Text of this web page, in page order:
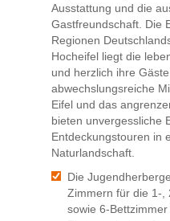
Ausstattung und die
Gastfreundschaft. Die
Regionen
Hocheifel liegt die
und herzlich ihre
abwechslungsreiche
Eifel und das
bieten unvergessliche
Entdeckungstouren in
Naturlandschaft.
Die
Zimmern für die 1-,
sowie 6-